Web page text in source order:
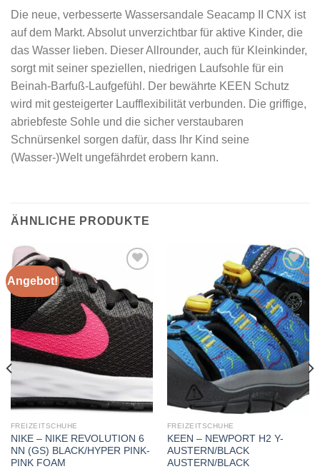
Die neue, verbesserte Wassersandale Seacamp II CNX ist
auf dem Markt. Absolut unverzichtbar für aktive Kinder, die
das Wasser lieben. Dieser Allrounder, auch für Kleinkinder,
sorgt mit seiner speziellen, niedrigen Laufsohle für ein
Beinah-Barfuß-Laufgefühl. Der bewährte KEEN Schutz
wird mit gesteigerter Laufflexibilität verbunden. Die griffige,
abriebfeste Sohle und die sicher verstaubaren
Schnürsenkel sorgen dafür, dass Ihr Kind seine
(Wasser-)Welt ungefährdet erobern kann.
ÄHNLICHE PRODUKTE
Angebot!
wishlist
FREIZEITSCHUHE
NIKE – NIKE REVOLUTION 6
NN (GS) BLACK/HYPER PINK-
PINK FOAM
Add to
wishlist
FREIZEITSCHUHE
KEEN – NEWPORT H2 Y-
AUSTERN/BLACK
AUSTERN/BLACK